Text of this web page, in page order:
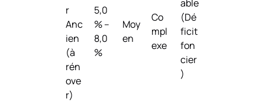
r
Anc
ien
(à
rén
ove
r)
5,0
% –
8,0
%
Moy
en
Co
mpl
exe
able
(Dé
ficit
fon
cier
)